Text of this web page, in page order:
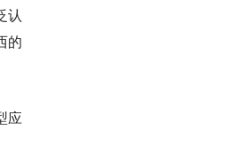
认
的
应